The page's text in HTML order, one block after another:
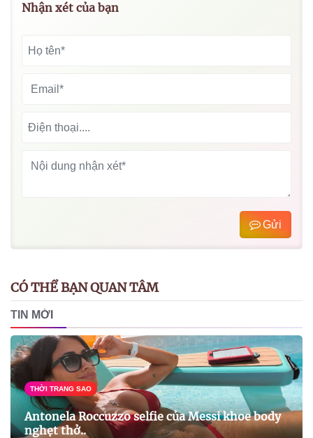
Nhận xét của bạn
Gửi
CÓ THỂ BẠN QUAN TÂM
TIN MỚI
THỜI TRANG SAO
Antonela Roccuzzo selfie của Messi khoe body
nghẹt thở..